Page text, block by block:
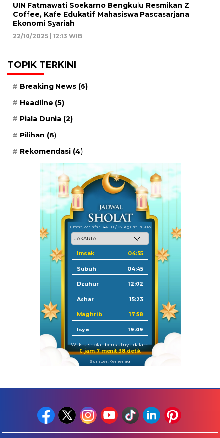
UIN Fatmawati Soekarno Bengkulu Resmikan Z
Coffee, Kafe Edukatif Mahasiswa Pascasarjana
Ekonomi Syariah
22/10/2025 | 12:13 WIB
TOPIK TERKINI
Breaking News (6)
Headline (5)
Piala Dunia (2)
Pilihan (6)
Rekomendasi (4)
Jum'at, 22 Safar 1448 H / 07 Agustus 2026
Imsak 04:35
Subuh 04:45
Dzuhur 12:02
Ashar 15:23
Maghrib 17:58
Isya 19:09
Waktu sholat berikutnya dalam:
0 jam 7 menit 37 detik
Sumber: Kemenag